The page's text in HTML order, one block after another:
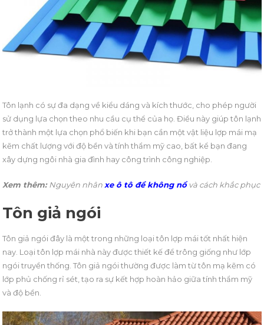
Tôn lạnh có sự đa dạng về kiểu dáng và kích thước, cho phép người
sử dụng lựa chọn theo nhu cầu cụ thể của họ. Điều này giúp tôn lạnh
trở thành một lựa chọn phổ biến khi bạn cần một vật liệu lợp mái mạ
kẽm chất lượng với độ bền và tính thẩm mỹ cao, bất kể bạn đang
xây dựng ngôi nhà gia đình hay công trình công nghiệp.
Xem thêm: Nguyên nhân xe ô tô đề không nổvà cách khắc phục
Tôn giả ngói
Tôn giả ngói đây là một trong những loại tôn lợp mái tốt nhất hiện
nay. Loại tôn lợp mái nhà này được thiết kế để trông giống như lớp
ngói truyền thống. Tôn giả ngói thường được làm từ tôn mạ kẽm có
lớp phủ chống rỉ sét, tạo ra sự kết hợp hoàn hảo giữa tính thẩm mỹ
và độ bền.